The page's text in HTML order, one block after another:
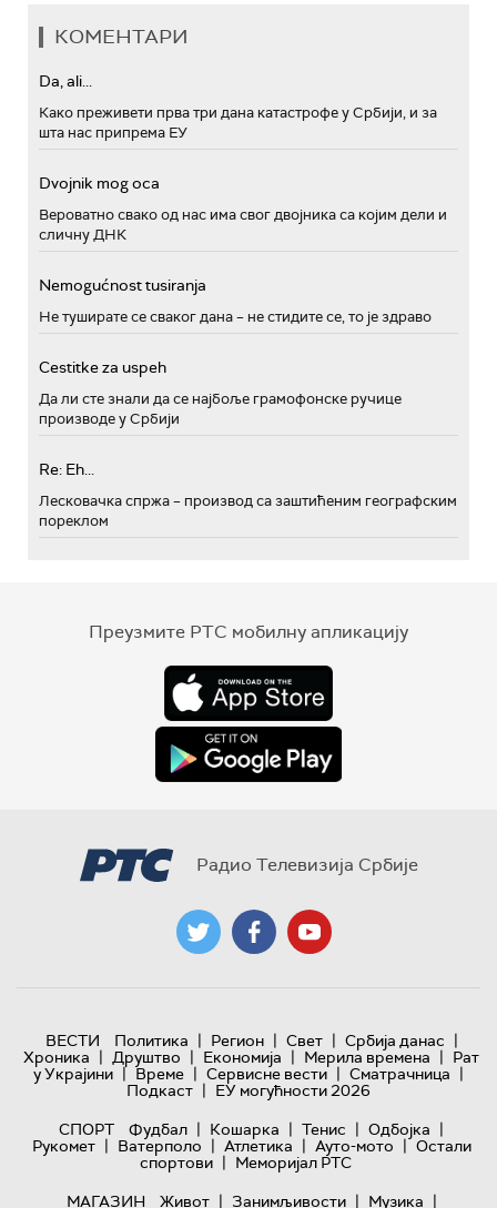
КОМЕНТАРИ
Da, ali...
Како преживети прва три дана катастрофе у Србији, и за
шта нас припрема ЕУ
Dvojnik mog oca
Вероватно свако од нас има свог двојника са којим дели и
сличну ДНК
Nemogućnost tusiranja
Не туширате се сваког дана – не стидите се, то је здраво
Cestitke za uspeh
Да ли сте знали да се најбоље грамофонске ручице
производе у Србији
Re: Eh...
Лесковачка спржа – производ са заштићеним географским
пореклом
Преузмите РТС мобилну апликацију
Радио Телевизија Србије
ВЕСТИ Политика | Регион | Свет | Србија данас |
Хроника | Друштво | Економија | Мерила времена | Рат
у Украјини | Време | Сервисне вести | Сматрачница |
Подкаст | ЕУ могућности 2026
СПОРТ
Фудбал | Кошарка | Тенис | Одбојка |
Рукомет | Ватерполо | Атлетика | Ауто-мото | Остали
спортови | Меморијал РТС
МАГАЗИН
Живот | Занимљивости | Музика |